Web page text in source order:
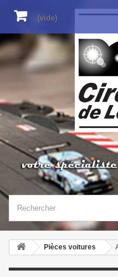
(vide)
Pièces voitures